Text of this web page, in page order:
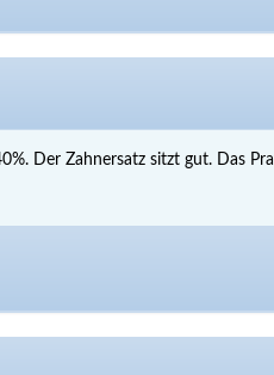
Der Zahnersatz sitzt gut. Das